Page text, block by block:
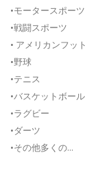
•モータースポーツ
•戦闘スポーツ
• アメリカンフッ
•野球
•テニス
•バスケットボール
•ラグビー
•ダーツ
•その他多くの...